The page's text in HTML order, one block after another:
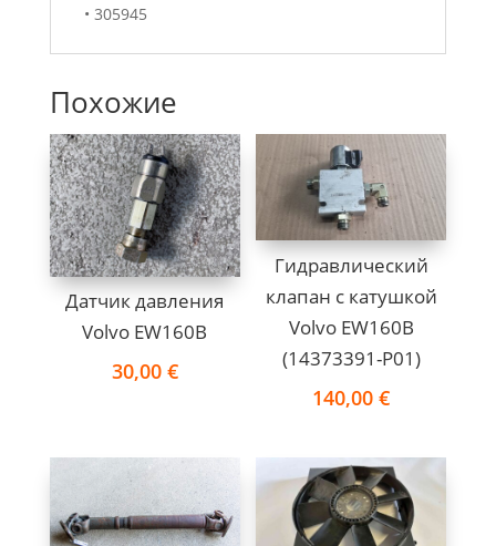
• 305945
Похожие
Датчик давления
Volvo EW160B
30,00 €
Гидравлический
клапан с катушкoй
Volvo EW160B
(14373391-P01)
140,00€